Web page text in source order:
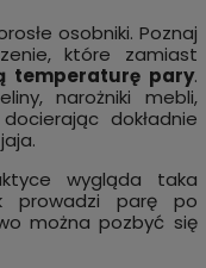
osobniki. Poznaj
które zamiast
temperaturę pary.
narożniki mebli,
dokładnie
wygląda taka
prowadzi parę po
można pozbyć się